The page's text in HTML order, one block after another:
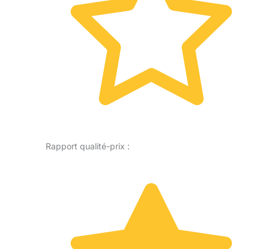
Rapport qualité-prix :